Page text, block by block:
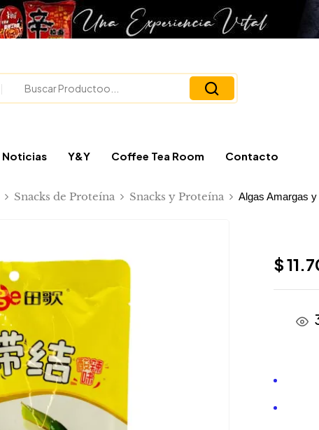
Noticias Y&Y Coffee Tea Room Contacto
Snacks de Proteína Snacks y Proteína Algas Amargas
$